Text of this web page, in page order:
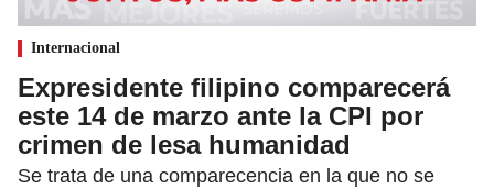
Internacional
Expresidente filipino comparecerá
este 14 de marzo ante la CPI por
crimen de lesa humanidad
Se trata de una comparecencia en la que no se